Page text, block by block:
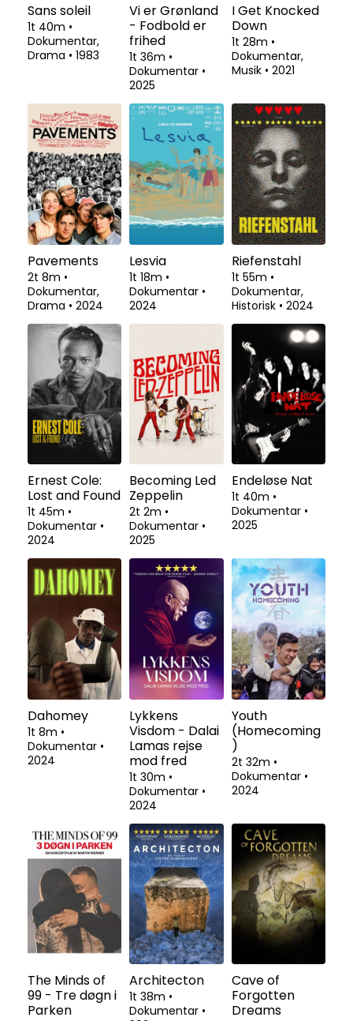
Sans soleil
1t 40m •
Dokumentar,
Drama • 1983
Vi er Grønland
- Fodbold er
frihed
1t 36m •
Dokumentar •
2025
I Get Knocked
Down
1t 28m •
Dokumentar,
Musik • 2021
Pavements
2t 8m •
Dokumentar,
Drama • 2024
Lesvia
1t 18m •
Dokumentar •
2024
Riefenstahl
1t 55m •
Dokumentar,
Historisk • 2024
Ernest Cole:
Lost and Found
1t 45m •
Dokumentar •
2024
Becoming Led
Zeppelin
2t 2m •
Dokumentar •
2025
Endeløse Nat
1t 40m •
Dokumentar •
2025
Dahomey
1t 8m •
Dokumentar •
2024
Lykkens
Visdom - Dalai
Lamas rejse
mod fred
1t 30m •
Dokumentar •
2024
Youth
(Homecoming
)
2t 32m •
Dokumentar •
2024
The Minds of
99 - Tre døgn i
Parken
Architecton
1t 38m •
Dokumentar •
Cave of
Forgotten
Dreams